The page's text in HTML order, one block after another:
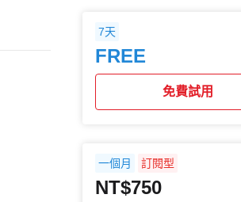
7天
FREE
免費試用
一個月 訂閱型
NT$750